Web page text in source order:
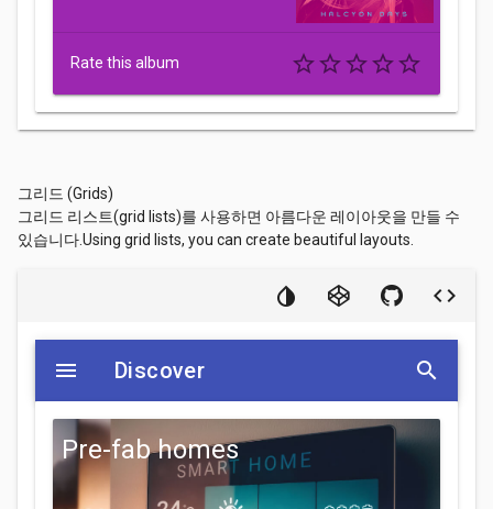
Rate this album star_borderstar_borderstar_borderstar_borderstar_border
그리드 (Grids)
그리드 리스트(grid lists)를 사용하면 아름다운 레이아웃을 만들 수
있습니다.Using grid lists, you can create beautiful layouts.
menu Discover search
Pre-fab homes